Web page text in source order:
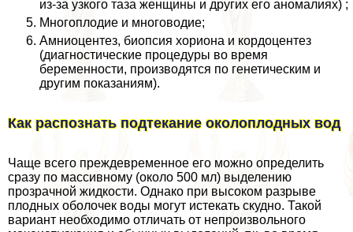
из-за узкого таза женщины и других его аномалиях) ;
Многоплодие и многоводие;
Амниоцентез, биопсия хориона и кордоцентез
(диагностические процедуры во время
беременности, производятся по генетическим и
другим показаниям).
Как распознать подтекание околоплодных вод
Чаще всего преждевременное его можно определить
сразу по массивному (около 500 мл) выделению
прозрачной жидкости. Однако при высоком разрыве
плодных оболочек воды могут истекать скудно. Такой
вариант необходимо отличать от непроизвольного